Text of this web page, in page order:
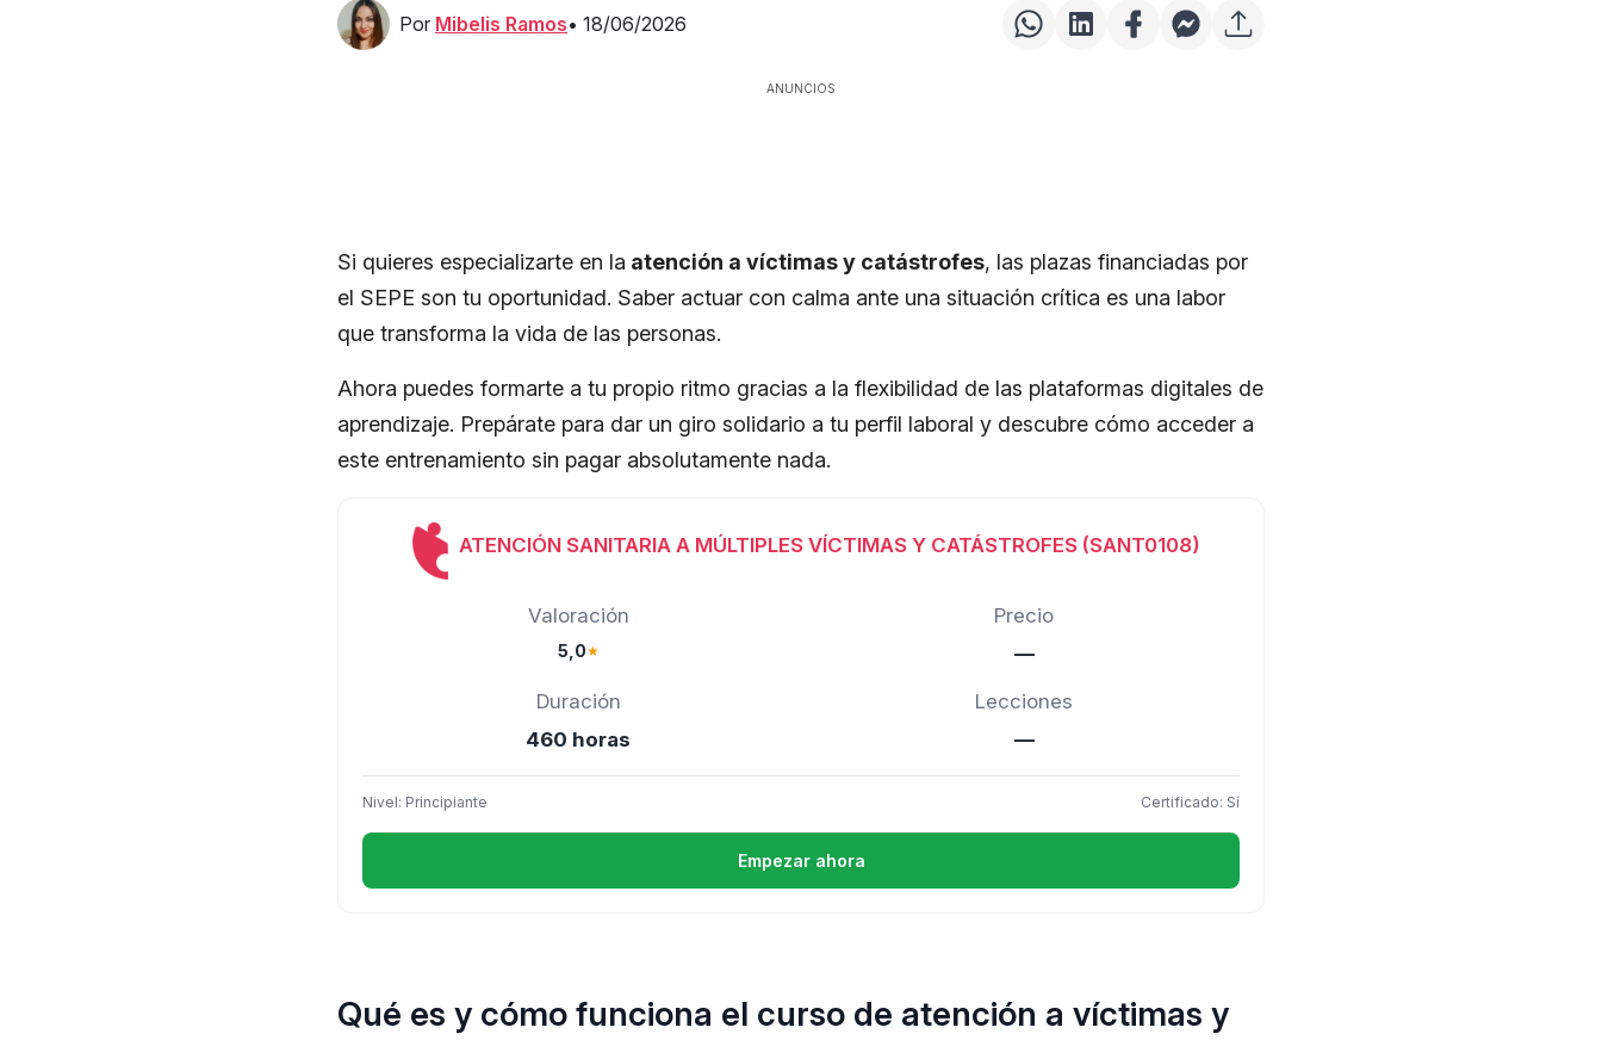
Por Mibelis Ramos• 18/06/2026
ANUNCIOS
Si quieres especializarte en la atención a víctimas y catástrofes, las plazas financiadas por
el SEPE son tu oportunidad. Saber actuar con calma ante una situación crítica es una labor
que transforma la vida de las personas.
Ahora puedes formarte a tu propio ritmo gracias a la flexibilidad de las plataformas digitales de
aprendizaje. Prepárate para dar un giro solidario a tu perfil laboral y descubre cómo acceder a
este entrenamiento sin pagar absolutamente nada.
ATENCIÓN SANITARIA A MÚLTIPLES VÍCTIMAS Y CATÁSTROFES (SANT0108)
Valoración
5,0★
Precio
—
Duración
460 horas
Lecciones
—
Nivel: Principiante Certificado: Sí
Empezar ahora
Qué es y cómo funciona el curso de atención a víctimas y